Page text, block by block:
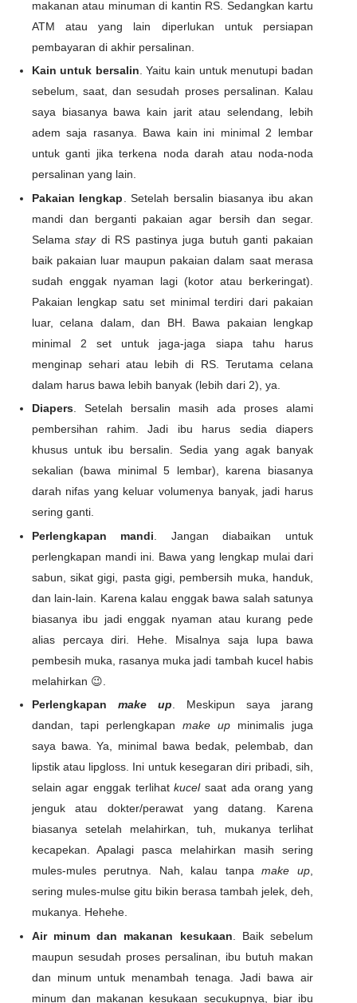
makanan atau minuman di kantin RS. Sedangkan kartu
ATM atau yang lain diperlukan untuk persiapan
pembayaran di akhir persalinan.
Kain untuk bersalin . Yaitu kain untuk menutupi badan
sebelum, saat, dan sesudah proses persalinan. Kalau
saya biasanya bawa kain jarit atau selendang, lebih
adem saja rasanya. Bawa kain ini minimal 2 lembar
untuk ganti jika terkena noda darah atau noda-noda
persalinan yang lain.
Pakaian lengkap . Setelah bersalin biasanya ibu akan
mandi dan berganti pakaian agar bersih dan segar.
Selamastay di RS pastinya juga butuh ganti pakaian
baik pakaian luar maupun pakaian dalam saat merasa
sudah enggak nyaman lagi (kotor atau berkeringat).
Pakaian lengkap satu set minimal terdiri dari pakaian
luar, celana dalam, dan BH. Bawa pakaian lengkap
minimal 2 set untuk jaga-jaga siapa tahu harus
menginap sehari atau lebih di RS. Terutama celana
dalam harus bawa lebih banyak (lebih dari 2), ya.
Diapers. Setelah bersalin masih ada proses alami
pembersihan rahim. Jadi ibu harus sedia diapers
khusus untuk ibu bersalin. Sedia yang agak banyak
sekalian (bawa minimal 5 lembar), karena biasanya
darah nifas yang keluar volumenya banyak, jadi harus
sering ganti.
Perlengkapan mandi . Jangan diabaikan untuk
perlengkapan mandi ini. Bawa yang lengkap mulai dari
sabun, sikat gigi, pasta gigi, pembersih muka, handuk,
dan lain-lain. Karena kalau enggak bawa salah satunya
biasanya ibu jadi enggak nyaman atau kurang pede
alias percaya diri. Hehe. Misalnya saja lupa bawa
pembesih muka, rasanya muka jadi tambah kucel habis
melahirkan 😉.
Perlengkapan make up . Meskipun saya jarang
dandan, tapi perlengkapan make up minimalis juga
saya bawa. Ya, minimal bawa bedak, pelembab, dan
lipstik atau lipgloss. Ini untuk kesegaran diri pribadi, sih,
selain agar enggak terlihatkucel saat ada orang yang
jenguk atau dokter/perawat yang datang. Karena
biasanya setelah melahirkan, tuh, mukanya terlihat
kecapekan. Apalagi pasca melahirkan masih sering
mules-mules perutnya. Nah, kalau tanpamake up
sering mules-mulse gitu bikin berasa tambah jelek, deh,
mukanya. Hehehe.
Air minum dan makanan kesukaan . Baik sebelum
maupun sesudah proses persalinan, ibu butuh makan
dan minum untuk menambah tenaga. Jadi bawa air
minum dan makanan kesukaan secukupnya, biar ibu